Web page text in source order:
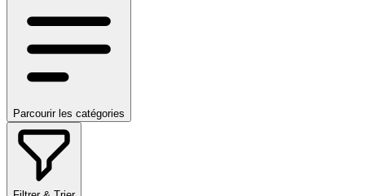
Parcourir les catégories